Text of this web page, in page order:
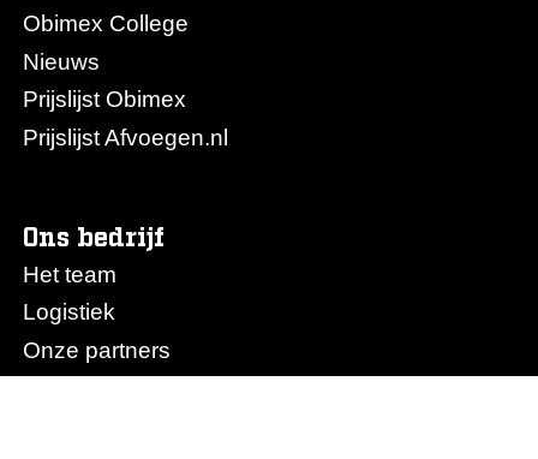
Obimex College
Nieuws
Prijslijst Obimex
Prijslijst Afvoegen.nl
Ons bedrijf
Het team
Logistiek
Onze partners